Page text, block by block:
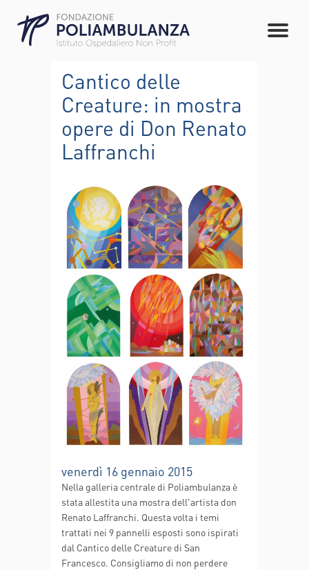
Cantico delle
Creature: in mostra
opere di Don Renato
Laffranchi
venerdì 16 gennaio 2015
Nella galleria centrale di Poliambulanza è
stata allestita una mostra dell'artista don
Renato Laffranchi. Questa volta i temi
trattati nei 9 pannelli esposti sono ispirati
dal Cantico delle Creature di San
Francesco. Consigliamo di non perdere